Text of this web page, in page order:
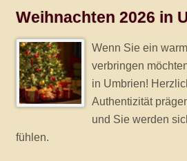
Weihnachten 2026 in
Wenn Sie ein
verbringen
in Umbrien!
Authentizität
und Sie werden
fühlen.